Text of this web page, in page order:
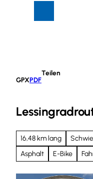
GPXPDF
Teilen
16,48 km lang
Asphalt
E-Bike